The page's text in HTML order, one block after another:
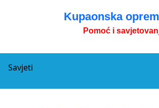
Kupaonska
Pomoć i
Savjeti